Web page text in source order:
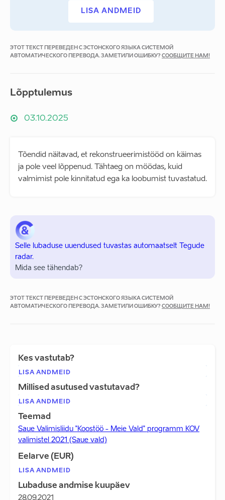
LISA ANDMEID
ЭТОТ ТЕКСТ ПЕРЕВЕДЕН С ЭСТОНСКОГО ЯЗЫКА СИСТЕМОЙ
АВТОМАТИЧЕСКОГО ПЕРЕВОДА. ЗАМЕТИЛИ ОШИБКУ? СООБЩИТЕ НАМ!
Lõpptulemus
03.10.2025
Tõendid näitavad, et rekonstrueerimistööd on käimas
ja pole veel lõppenud. Tähtaeg on möödas, kuid
valmimist pole kinnitatud ega ka loobumist tuvastatud.
Selle lubaduse uuendused tuvastas automaatselt Tegude
radar.
Mida see tähendab?
ЭТОТ ТЕКСТ ПЕРЕВЕДЕН С ЭСТОНСКОГО ЯЗЫКА СИСТЕМОЙ
АВТОМАТИЧЕСКОГО ПЕРЕВОДА. ЗАМЕТИЛИ ОШИБКУ? СООБЩИТЕ НАМ!
Kes vastutab?
LISA ANDMEID
Millised asutused vastutavad?
LISA ANDMEID
Teemad
Saue Valimisliidu "Koostöö - Meie Vald" programm KOV
valimistel 2021 (Saue vald)
Eelarve (EUR)
LISA ANDMEID
Lubaduse andmise kuupäev
28.09.2021